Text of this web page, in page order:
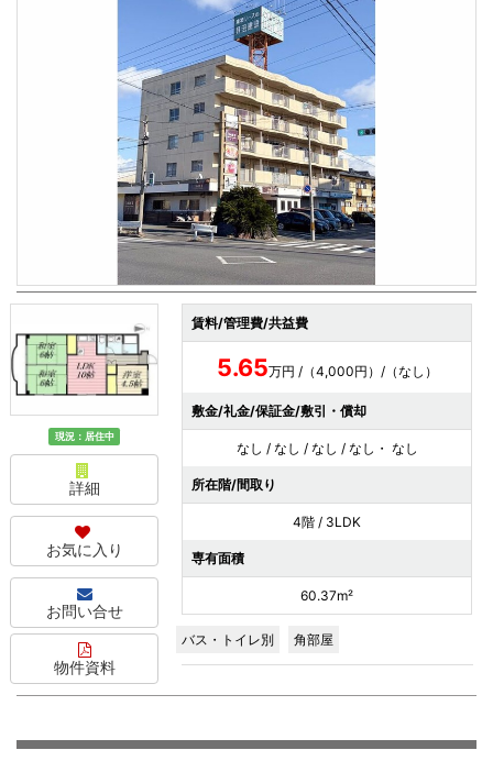
現況：居住中
詳細
お気に入り
お問い合せ
物件資料
賃料/管理費/共益費
5.65万円 /（4,000円）/（なし）
敷金/礼金/保証金/敷引・償却
なし / なし / なし / なし・ なし
所在階/間取り
4階 / 3LDK
専有面積
60.37m²
バス・トイレ別 角部屋